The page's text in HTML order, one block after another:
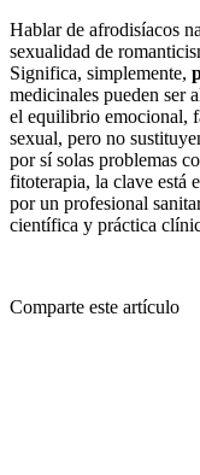
Hablar de afrodisíacos
sexualidad de
Significa, simplemente,
medicinales pueden ser
el equilibrio emocional,
sexual, pero no
por sí solas problemas
fitoterapia, la clave está
por un profesional
científica y práctica
Comparte este artículo